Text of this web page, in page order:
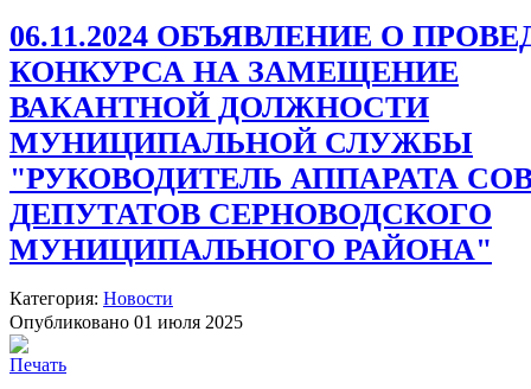
06.11.2024 ОБЪЯВЛЕНИЕ О
КОНКУРСА НА ЗАМЕЩЕНИЕ
ВАКАНТНОЙ ДОЛЖНОСТИ
МУНИЦИПАЛЬНОЙ СЛУЖБЫ
"РУКОВОДИТЕЛЬ АППАРАТА
ДЕПУТАТОВ СЕРНОВОДСКОГО
МУНИЦИПАЛЬНОГО РАЙОНА"
Категория: Новости
Опубликовано 01 июля 2025